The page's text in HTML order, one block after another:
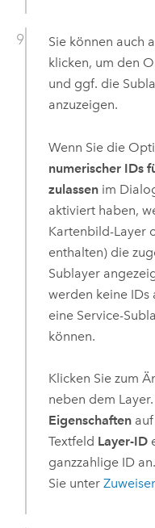
Sie können auch
klicken, um den
und ggf. die
anzuzeigen.
Wenn Sie die
numerischer IDs
zulassenim
aktiviert haben,
Kartenbild-Layer
enthalten) die
Sublayer
werden keine IDs
eine Service-
können.
Klicken Sie zum
neben dem
Eigenschaftenauf
Textfeld Layer-ID
ganzzahlige ID
Sie unter